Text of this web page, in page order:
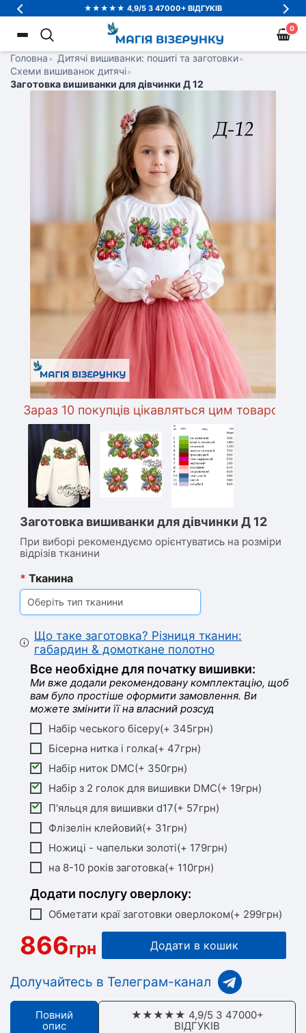
★★★★★ 4,9/5 З 47000+ ВІДГУКІВ
0
Головна• Дитячі вишиванки: пошиті та заготовки•
Схеми вишиванок дитячі•
Заготовка вишиванки для дівчинки Д 12
10 покупців цікавляться цим товаром
Заготовка вишиванки для дівчинки Д 12
При виборі рекомендуємо орієнтуватись на розміри
відрізів тканини
* Тканина
Оберіть тип тканини
Що таке заготовка? Різниця тканин:
габардин & домоткане полотно
Все необхідне для початку вишивки:
Ми вже додали рекомендовану комплектацію, щоб
вам було простіше оформити замовлення. Ви
можете змінити її на власний розсуд
Набір чеського бісеру(+ 345грн)
Бісерна нитка і голка(+ 47грн)
Набір ниток DMC(+ 350грн)
Набір з 2 голок для вишивки DMC(+ 19грн)
П'яльця для вишивки d17(+ 57грн)
Флізелін клейовий(+ 31грн)
Ножиці - чапельки золоті(+ 179грн)
на 8-10 років заготовка(+ 110грн)
Додати послугу оверлоку:
Обметати краї заготовки оверлоком(+ 299грн)
866грн Додати в кошик
Долучайтесь в Телеграм-канал
Повний
опис
★★★★★ 4,9/5 З 47000+
ВІДГУКІВ